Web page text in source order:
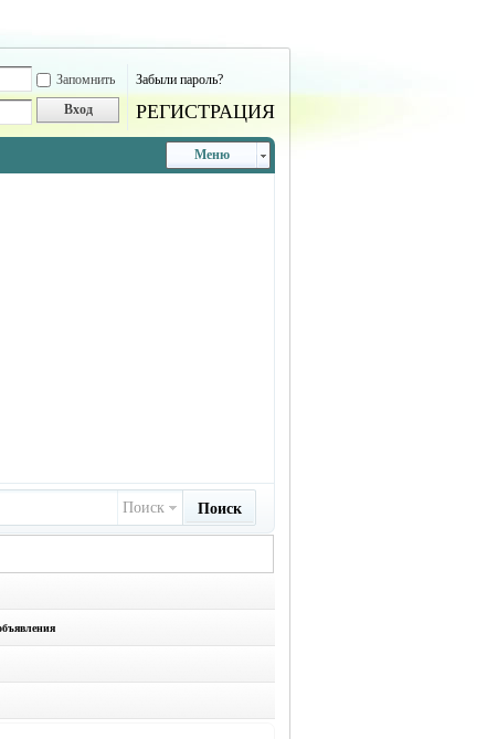
Запомнить Забыли пароль?
Вход РЕГИСТРАЦИЯ
Меню
Поиск Поиск